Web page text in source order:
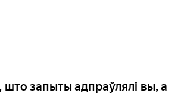
што запыты адпраўлялі вы, а